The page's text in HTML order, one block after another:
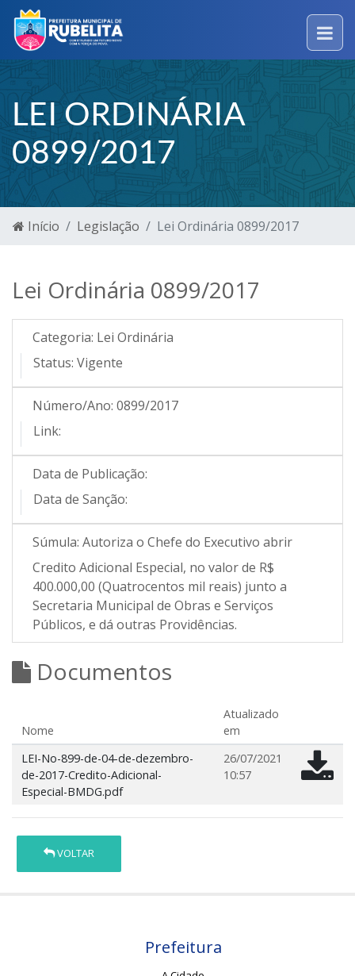
LEI ORDINÁRIA
0899/2017
Início Legislação Lei Ordinária 0899/2017
Lei Ordinária 0899/2017
Categoria: Lei Ordinária
Status: Vigente
Número/Ano: 0899/2017
Link:
Data de Publicação:
Data de Sanção:
Súmula: Autoriza o Chefe do Executivo abrir
Credito Adicional Especial, no valor de R$
400.000,00 (Quatrocentos mil reais) junto a
Secretaria Municipal de Obras e Serviços
Públicos, e dá outras Providências.
Documentos
Nome
Atualizado
em
LEI-No-899-de-04-de-dezembro-
de-2017-Credito-Adicional-
Especial-BMDG.pdf
26/07/2021
10:57
VOLTAR
Prefeitura